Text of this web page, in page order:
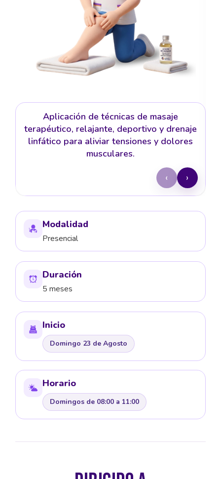
Aplicación de técnicas de masaje
terapéutico, relajante, deportivo y drenaje
linfático para aliviar tensiones y dolores
musculares.
‹ ›
Modalidad
Presencial
Duración
5 meses
Inicio
Domingo 23 de Agosto
Horario
Domingos de 08:00 a 11:00